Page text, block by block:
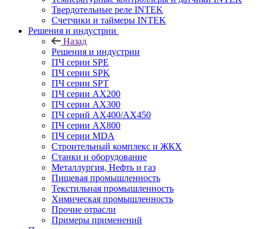
Твердотельные реле INTEK
Счетчики и таймеры INTEK
Решения и индустрии
Назад
Решения и индустрии
ПЧ серии SPE
ПЧ серии SPK
ПЧ серии SPT
ПЧ серии AX200
ПЧ серии AX300
ПЧ серий AX400/AX450
ПЧ серии AX800
ПЧ серии MDA
Строительный комплекс и ЖКХ
Станки и оборудование
Металлургия, Нефть и газ
Пищевая промышленность
Текстильная промышленность
Химическая промышленность
Прочие отрасли
Примеры применений